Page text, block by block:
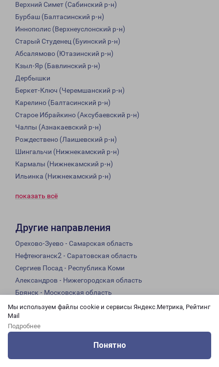
Мы используем файлы cookie и сервисы Яндекс.Метрика, Рейтинг
Mail
Подробнее
Понятно
Верхний Симет (Сабинский р-н)
Бурбаш (Балтасинский р-н)
Иннополис (Верхнеуслонский р-н)
Старый Студенец (Буинский р-н)
Абсалямово (Ютазинский р-н)
Кзыл-Яр (Бавлинский р-н)
Дербышки
Беркет-Ключ (Черемшанский р-н)
Карелино (Балтасинский р-н)
Старое Ибрайкино (Аксубаевский р-н)
Чалпы (Азнакаевский р-н)
Рождествено (Лаишевский р-н)
Шингальчи (Нижнекамский р-н)
Кармалы (Нижнекамский р-н)
Ильинка (Нижнекамский р-н)
показать всё
Другие направления
Орехово-Зуево - Самарская область
Нефтеюганск2 - Саратовская область
Сергиев Посад - Республика Коми
Александров - Нижегородская область
Брянск - Московская область
Южно-Сахалинск - Оренбургская область
Владикавказ - Смоленская область
Кузнецк - Волгоградская область
Уфа - Костромская область